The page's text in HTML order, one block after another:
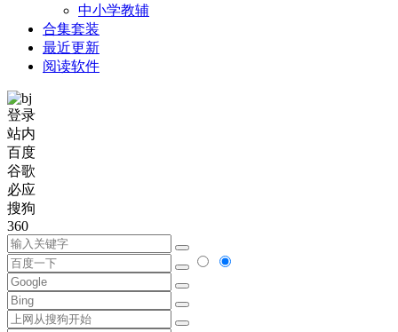
中小学教辅
合集套装
最近更新
阅读软件
登录
站内
百度
谷歌
必应
搜狗
360